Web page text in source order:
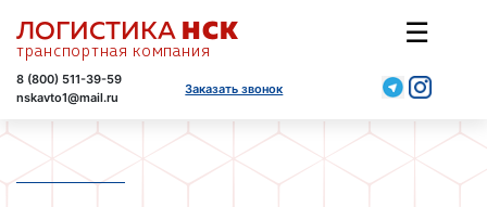
ЛОГИСТИКА НСК
транспортная компания
8 (800) 511-39-59
nskavto1@mail.ru
☰
Заказать звонок